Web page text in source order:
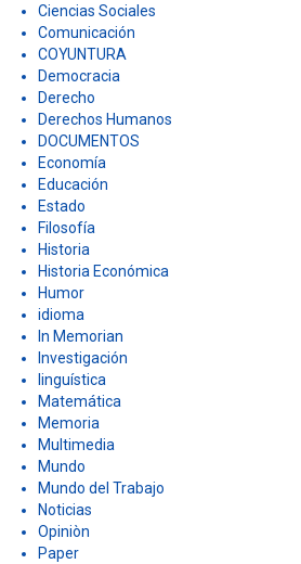
Ciencias Sociales
Comunicación
COYUNTURA
Democracia
Derecho
Derechos Humanos
DOCUMENTOS
Economía
Educación
Estado
Filosofía
Historia
Historia Económica
Humor
idioma
In Memorian
Investigación
linguística
Matemática
Memoria
Multimedia
Mundo
Mundo del Trabajo
Noticias
Opiniòn
Paper